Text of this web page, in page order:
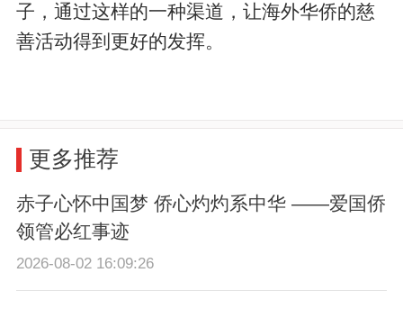
子，通过这样的一种渠道，让海外华侨的慈
善活动得到更好的发挥。
更多推荐
赤子心怀中国梦 侨心灼灼系中华 ——爱国侨
领管必红事迹
2026-08-02 16:09:26